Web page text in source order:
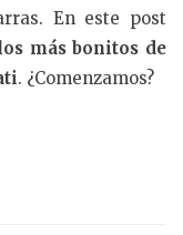
En este post
más bonitos de
. ¿Comenzamos?